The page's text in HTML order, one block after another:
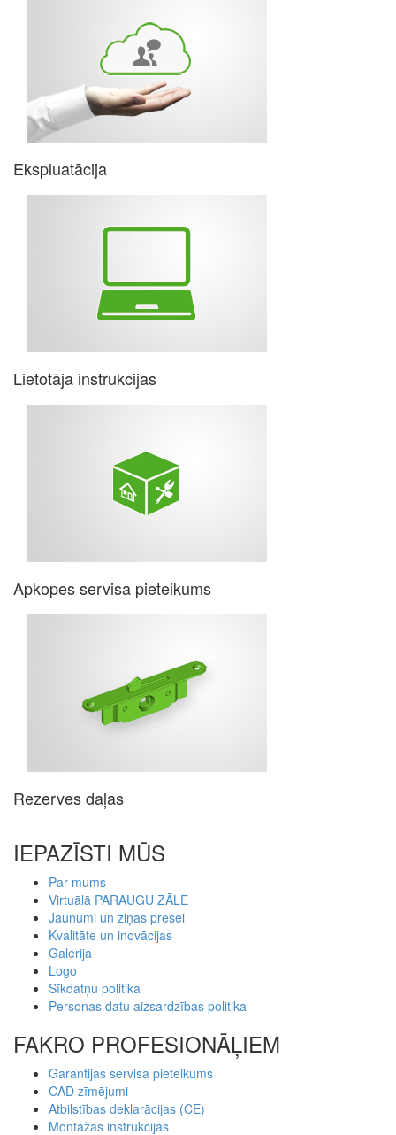
Ekspluatācija
Lietotāja instrukcijas
Apkopes servisa pieteikums
Rezerves daļas
IEPAZĪSTI MŪS
Par mums
Virtuālā PARAUGU ZĀLE
Jaunumi un ziņas presei
Kvalitāte un inovācijas
Galerija
Logo
Sīkdatņu politika
Personas datu aizsardzības politika
FAKRO PROFESIONĀĻIEM
Garantijas servisa pieteikums
CAD zīmējumi
Atbilstības deklarācijas (CE)
Montāžas instrukcijas